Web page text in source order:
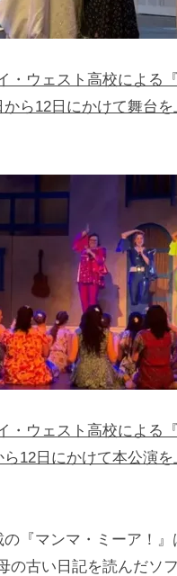
・ウェスト高校による
から12日にかけて舞台
・ウェスト高校による
12日にかけて本公演
『マンマ・ミーア！
の古い日記を読んだソ